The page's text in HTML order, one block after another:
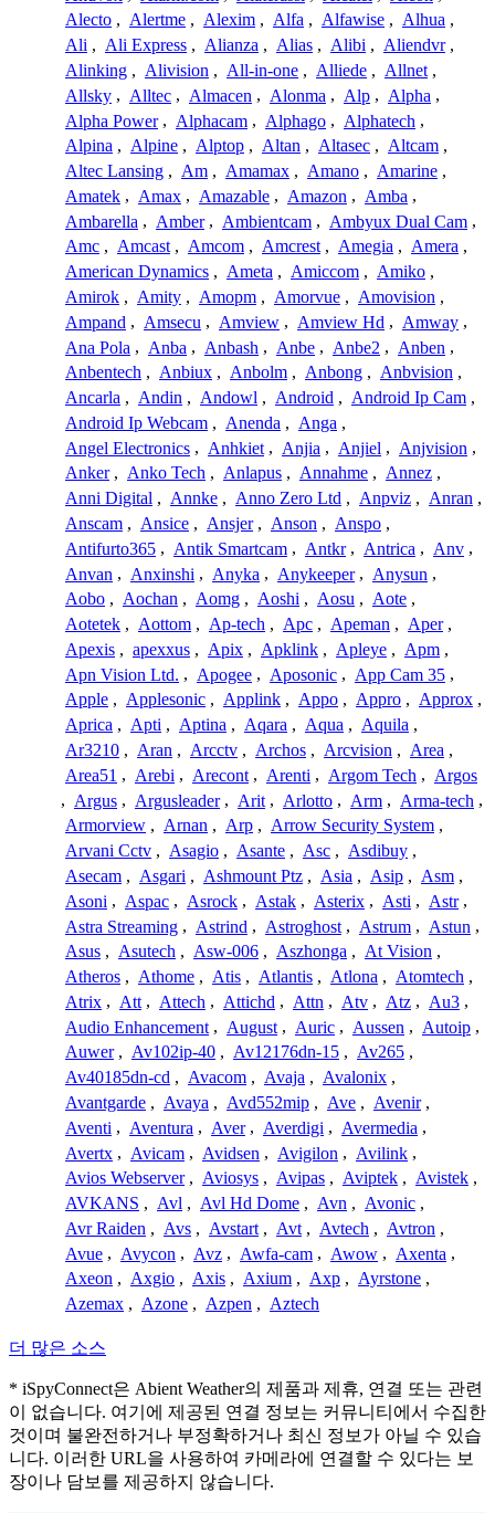
Alecto , Alertme , Alexim , Alfa , Alfawise , Alhua ,
Ali , Ali Express , Alianza , Alias , Alibi , Aliendvr ,
Alinking , Alivision , All-in-one , Alliede , Allnet ,
Allsky , Alltec , Almacen , Alonma , Alp , Alpha ,
Alpha Power , Alphacam , Alphago , Alphatech ,
Alpina , Alpine , Alptop , Altan , Altasec , Altcam ,
Altec Lansing , Am , Amamax , Amano , Amarine ,
Amatek , Amax , Amazable , Amazon , Amba ,
Ambarella , Amber , Ambientcam , Ambyux Dual Cam ,
Amc , Amcast , Amcom , Amcrest , Amegia , Amera ,
American Dynamics , Ameta , Amiccom , Amiko ,
Amirok , Amity , Amopm , Amorvue , Amovision ,
Ampand , Amsecu , Amview , Amview Hd , Amway ,
Ana Pola , Anba , Anbash , Anbe , Anbe2 , Anben ,
Anbentech , Anbiux , Anbolm , Anbong , Anbvision ,
Ancarla , Andin , Andowl , Android , Android Ip Cam ,
Android Ip Webcam , Anenda , Anga ,
Angel Electronics , Anhkiet , Anjia , Anjiel , Anjvision ,
Anker , Anko Tech , Anlapus , Annahme , Annez ,
Anni Digital , Annke , Anno Zero Ltd , Anpviz , Anran ,
Anscam , Ansice , Ansjer , Anson , Anspo ,
Antifurto365 , Antik Smartcam , Antkr , Antrica , Anv ,
Anvan , Anxinshi , Anyka , Anykeeper , Anysun ,
Aobo , Aochan , Aomg , Aoshi , Aosu , Aote ,
Aotetek , Aottom , Ap-tech , Apc , Apeman , Aper ,
Apexis , apexxus , Apix , Apklink , Apleye , Apm ,
Apn Vision Ltd. , Apogee , Aposonic , App Cam 35 ,
Apple , Applesonic , Applink , Appo , Appro , Approx ,
Aprica , Apti , Aptina , Aqara , Aqua , Aquila ,
Ar3210 , Aran , Arcctv , Archos , Arcvision , Area ,
Area51 , Arebi , Arecont , Arenti , Argom Tech , Argos
, Argus , Argusleader , Arit , Arlotto , Arm , Arma-tech ,
Armorview , Arnan , Arp , Arrow Security System ,
Arvani Cctv , Asagio , Asante , Asc , Asdibuy ,
Asecam , Asgari , Ashmount Ptz , Asia , Asip , Asm ,
Asoni , Aspac , Asrock , Astak , Asterix , Asti , Astr ,
Astra Streaming , Astrind , Astroghost , Astrum , Astun ,
Asus , Asutech , Asw-006 , Aszhonga , At Vision ,
Atheros , Athome , Atis , Atlantis , Atlona , Atomtech ,
Atrix , Att , Attech , Attichd , Attn , Atv , Atz , Au3 ,
Audio Enhancement , August , Auric , Aussen , Autoip ,
Auwer , Av102ip-40 , Av12176dn-15 , Av265 ,
Av40185dn-cd , Avacom , Avaja , Avalonix ,
Avantgarde , Avaya , Avd552mip , Ave , Avenir ,
Aventi , Aventura , Aver , Averdigi , Avermedia ,
Avertx , Avicam , Avidsen , Avigilon , Avilink ,
Avios Webserver , Aviosys , Avipas , Aviptek , Avistek ,
AVKANS , Avl , Avl Hd Dome , Avn , Avonic ,
Avr Raiden , Avs , Avstart , Avt , Avtech , Avtron ,
Avue , Avycon , Avz , Awfa-cam , Awow , Axenta ,
Axeon , Axgio , Axis , Axium , Axp , Ayrstone ,
Azemax , Azone , Azpen , Aztech
더 많은 소스
* iSpyConnect은 Abient Weather의 제품과 제휴, 연결 또는 관련
이 없습니다. 여기에 제공된 연결 정보는 커뮤니티에서 수집한
것이며 불완전하거나 부정확하거나 최신 정보가 아닐 수 있습
니다. 이러한 URL을 사용하여 카메라에 연결할 수 있다는 보
장이나 담보를 제공하지 않습니다.